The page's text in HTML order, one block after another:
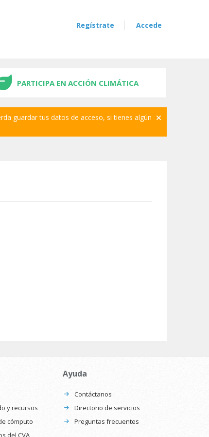
Regístrate Accede
PARTICIPA EN ACCIÓN CLIMÁTICA
guardar tus datos de acceso, si tienes algún
y recursos
cómputo
del CVA
Ayuda
Contáctanos
Directorio de servicios
Preguntas frecuentes